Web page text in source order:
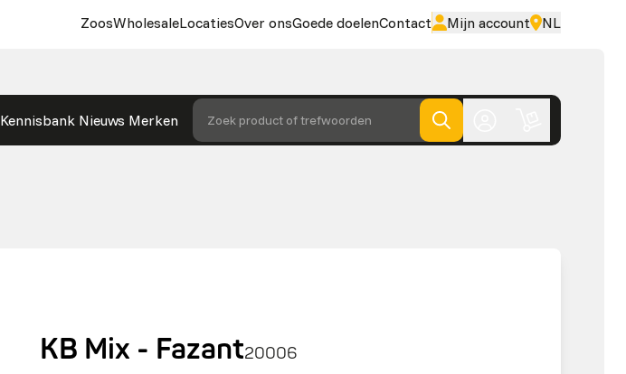
ZoosWholesaleLocatiesOver onsGoede doelenContact Mijn account NL
Kennisbank Nieuws Merken Zoek product of trefwoorden
KB Mix - Fazant20006